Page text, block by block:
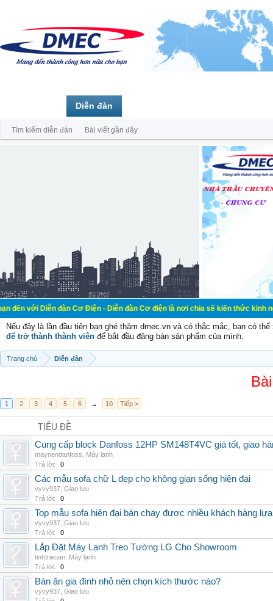
Diễn đàn Cơ Điện - Diễn đàn Cơ điện là nơi chia sẽ kiến thức kinh
Nếu đây là lần đầu tiên bạn ghé thăm dmec.vn và có thắc mắc, bạn có
để trở thành thành viên để bắt đầu đăng bán sản phẩm của mình.
Trang chủ Diễn đàn
1 2 3 4 5 6 → 10 Tiếp >
TIÊU ĐỀ
Cung cấp block Danfoss 12HP SM148T4VC giá tốt, giao
maynendanfoss
Máy lạnh
Trả lời:
0
Các mẫu sofa chữ L đẹp cho không gian sống hiện đại
vyvy937 Giao lưu
Trả lời:
0
Top mẫu sofa hiện đại bán chạy được nhiều khách hàng
vyvy937 Giao lưu
Trả lời:
0
Lắp Đặt Máy Lạnh Treo Tường LG Cho Showroom
tinhtrieuan Máy lạnh
Trả lời:
0
Bàn ăn gia đình nhỏ nên chọn kích thước nào?
vyvy937 Giao lưu
Diễn đàn
Tìm kiếm diễn đàn Bài viết gần đây